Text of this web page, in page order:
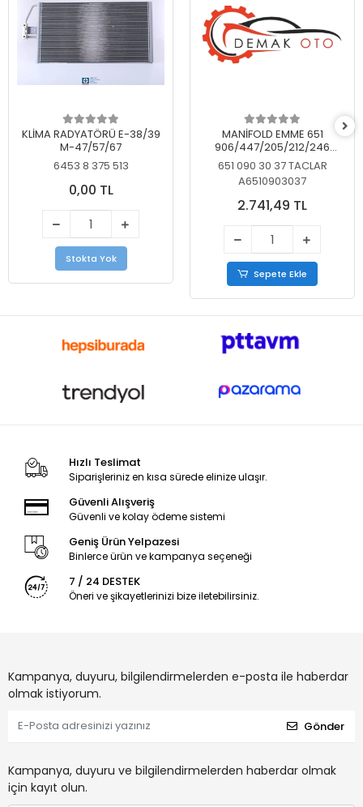
KLİMA RADYATÖRÜ E-38/39
M-47/57/67
6453 8 375 513
0,00 TL
Stokta Yok
MANİFOLD EMME 651
906/447/205/212/246
KELEBEKSİZ
651 090 30 37 TACLAR
A6510903037
2.741,49 TL
Sepete Ekle
Hızlı Teslimat
Siparişleriniz en kısa sürede elinize ulaşır.
Güvenli Alışveriş
Güvenli ve kolay ödeme sistemi
Geniş Ürün Yelpazesi
Binlerce ürün ve kampanya seçeneği
7 / 24 DESTEK
Öneri ve şikayetlerinizi bize iletebilirsiniz.
Kampanya, duyuru, bilgilendirmelerden e-posta ile haberdar
olmak istiyorum.
Gönder
Kampanya, duyuru ve bilgilendirmelerden haberdar olmak
için kayıt olun.